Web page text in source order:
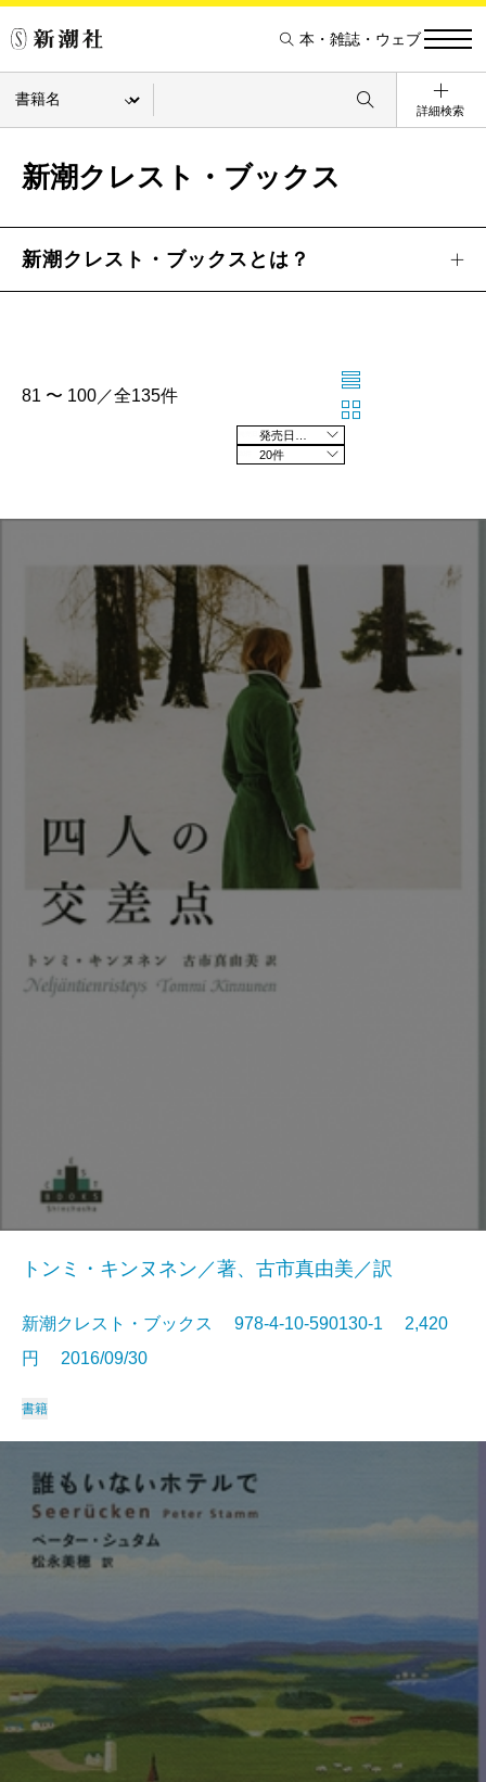
本・雑誌・ウェブ
詳細検索
新潮クレスト・ブックス
新潮クレスト・ブックスとは？
81 〜 100／全135件
20件
トンミ・キンヌネン／著、古市真由美／訳
新潮クレスト・ブックス 978-4-10-590130-1 2,420
円 2016/09/30
書籍